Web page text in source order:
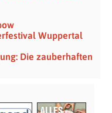
Wuppertal
Die zauberhaften